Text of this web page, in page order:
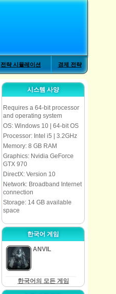
전략 시뮬레이션 경제 전략
시스템 사양
Requires a 64-bit processor
and operating system
OS: Windows 10 | 64-bit OS
Processor: Intel i5 | 3.2GHz
Memory: 8 GB RAM
Graphics: Nvidia GeForce
GTX 970
DirectX: Version 10
Network: Broadband Internet
connection
Storage: 14 GB available
space
한국어 게임
ANVIL
한국어의 모든 게임